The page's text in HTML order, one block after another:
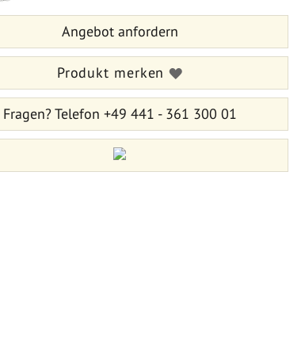
Angebot anfordern
Produkt merken
Fragen?Telefon +49 441 - 361 300 01